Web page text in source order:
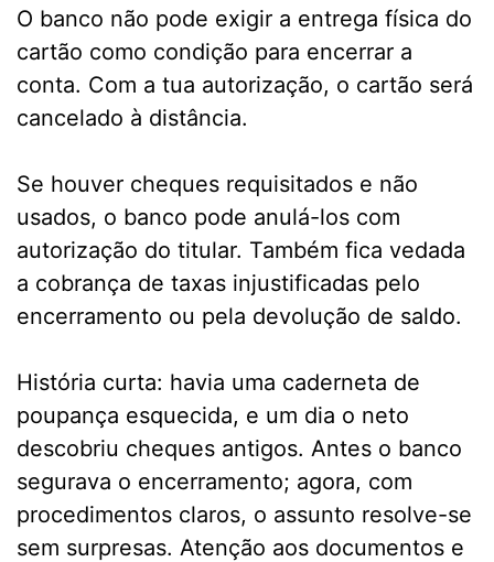
O banco não pode exigir a entrega física do
cartão como condição para encerrar a
conta. Com a tua autorização, o cartão será
cancelado à distância.
Se houver cheques requisitados e não
usados, o banco pode anulá-los com
autorização do titular. Também fica vedada
a cobrança de taxas injustificadas pelo
encerramento ou pela devolução de saldo.
História curta: havia uma caderneta de
poupança esquecida, e um dia o neto
descobriu cheques antigos. Antes o banco
segurava o encerramento; agora, com
procedimentos claros, o assunto resolve-se
sem surpresas. Atenção aos documentos e